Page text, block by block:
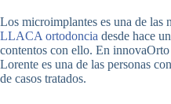
Los microimplantes es una de las
LLACA ortodoncia desde hace
contentos con ello. En
Lorente es una de las personas
de casos tratados.